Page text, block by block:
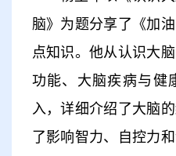
脑》为题分享了《加
点知识。他从认识大
功能、大脑疾病与健
入，详细介绍了大脑
了影响智力、自控力